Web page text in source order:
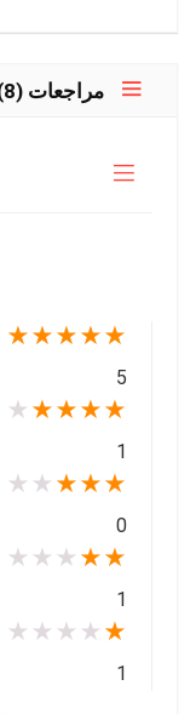
مراجعات (8)
★
★
★
★
★
5
★
★
★
★
★
1
★
★
★
★
★
0
★
★
★
★
★
1
★
★
★
★
★
1